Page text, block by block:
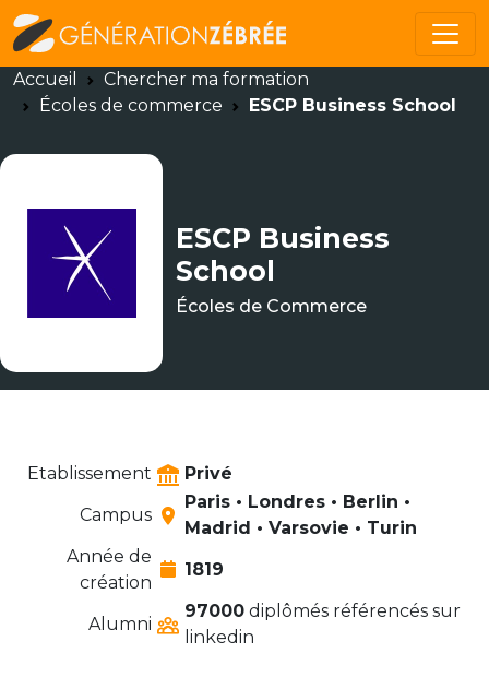
Accueil
Chercher ma formation
Écoles de commerce
ESCP Business School
ESCP Business
School
Écoles de Commerce
Etablissement
Privé
Campus
Paris • Londres • Berlin •
Madrid • Varsovie • Turin
Année de
création
1819
Alumni
97000 diplômés référencés sur
linkedin